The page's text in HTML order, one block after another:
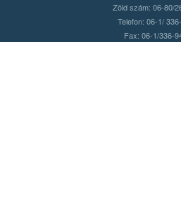
Zöld szám: 06-80/
Telefon: 06-1/
Fax: 06-1/336-